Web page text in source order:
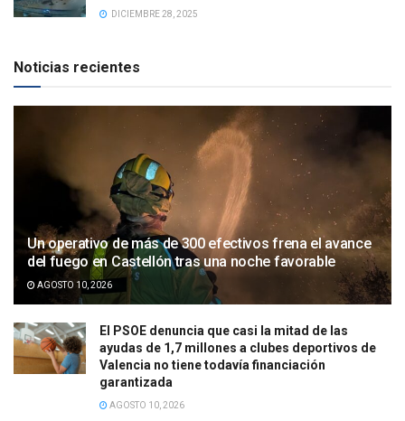
DICIEMBRE 28, 2025
Noticias recientes
Un operativo de más de 300 efectivos frena el avance
del fuego en Castellón tras una noche favorable
AGOSTO 10, 2026
El PSOE denuncia que casi la mitad de las
ayudas de 1,7 millones a clubes deportivos de
Valencia no tiene todavía financiación
garantizada
AGOSTO 10, 2026